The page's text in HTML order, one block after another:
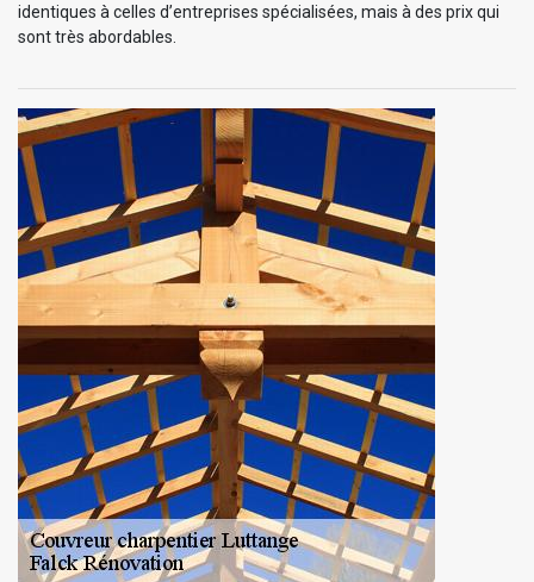
identiques à celles d’entreprises spécialisées, mais à des prix qui
sont très abordables.